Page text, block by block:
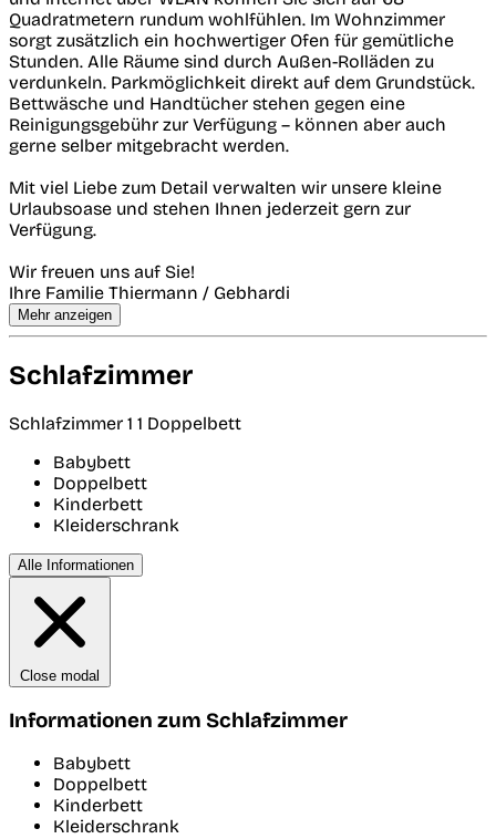
Quadratmetern rundum wohlfühlen. Im Wohnzimmer
sorgt zusätzlich ein hochwertiger Ofen für gemütliche
Stunden. Alle Räume sind durch Außen-Rolläden zu
verdunkeln. Parkmöglichkeit direkt auf dem Grundstück.
Bettwäsche und Handtücher stehen gegen eine
Reinigungsgebühr zur Verfügung – können aber auch
gerne selber mitgebracht werden.
Mit viel Liebe zum Detail verwalten wir unsere kleine
Urlaubsoase und stehen Ihnen jederzeit gern zur
Verfügung.
Wir freuen uns auf Sie!
Ihre Familie Thiermann / Gebhardi
Mehr anzeigen
Schlafzimmer
Schlafzimmer 1 1 Doppelbett
Babybett
Doppelbett
Kinderbett
Kleiderschrank
Alle Informationen
Close modal
Informationen zum Schlafzimmer
Babybett
Doppelbett
Kinderbett
Kleiderschrank